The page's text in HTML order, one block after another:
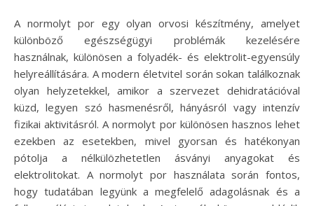
A normolyt por egy olyan orvosi készítmény, amelyet
különböző egészségügyi problémák kezelésére
használnak, különösen a folyadék- és elektrolit-egyensúly
helyreállítására. A modern életvitel során sokan találkoznak
olyan helyzetekkel, amikor a szervezet dehidratációval
küzd, legyen szó hasmenésről, hányásról vagy intenzív
fizikai aktivitásról. A normolyt por különösen hasznos lehet
ezekben az esetekben, mivel gyorsan és hatékonyan
pótolja a nélkülözhetetlen ásványi anyagokat és
elektrolitokat. A normolyt por használata során fontos,
hogy tudatában legyünk a megfelelő adagolásnak és a